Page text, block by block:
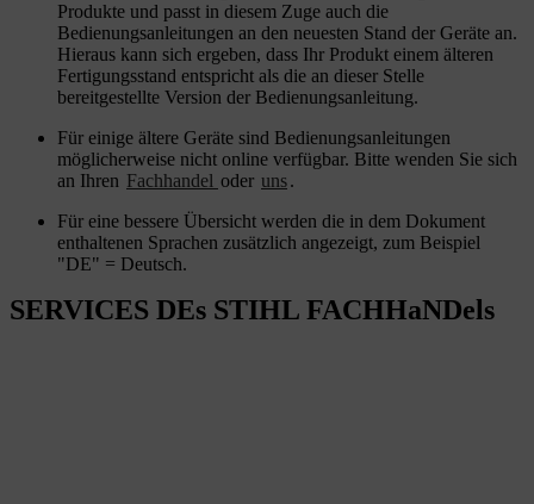
Produkte und passt in diesem Zuge auch die
Bedienungsanleitungen an den neuesten Stand der Geräte an.
Hieraus kann sich ergeben, dass Ihr Produkt einem älteren
Fertigungsstand entspricht als die an dieser Stelle
bereitgestellte Version der Bedienungsanleitung.
Für einige ältere Geräte sind Bedienungsanleitungen
möglicherweise nicht online verfügbar. Bitte wenden Sie sich
an Ihren Fachhandel oder uns.
Für eine bessere Übersicht werden die in dem Dokument
enthaltenen Sprachen zusätzlich angezeigt, zum Beispiel
"DE" = Deutsch.
SERVICES DEs STIHL FACHHaNDels